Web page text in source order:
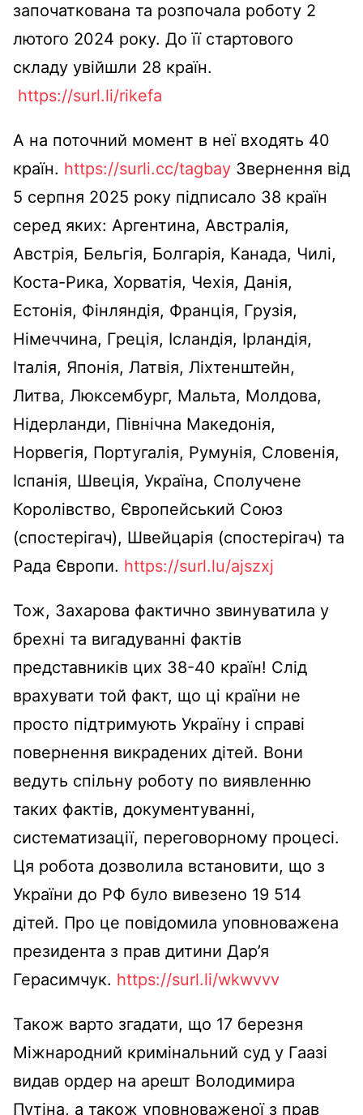
започаткована та розпочала роботу 2
лютого 2024 року. До її стартового
складу увійшли 28 країн.
https://surl.li/rikefa
А на поточний момент в неї входять 40
країн. https://surli.cc/tagbay Звернення від
5 серпня 2025 року підписало 38 країн
серед яких: Аргентина, Австралія,
Австрія, Бельгія, Болгарія, Канада, Чилі,
Коста-Рика, Хорватія, Чехія, Данія,
Естонія, Фінляндія, Франція, Грузія,
Німеччина, Греція, Ісландія, Ірландія,
Італія, Японія, Латвія, Ліхтенштейн,
Литва, Люксембург, Мальта, Молдова,
Нідерланди, Північна Македонія,
Норвегія, Португалія, Румунія, Словенія,
Іспанія, Швеція, Україна, Сполучене
Королівство, Європейський Союз
(спостерігач), Швейцарія (спостерігач) та
Рада Європи. https://surl.lu/ajszxj
Тож, Захарова фактично звинуватила у
брехні та вигадуванні фактів
представників цих 38-40 країн! Слід
врахувати той факт, що ці країни не
просто підтримують Україну і справі
повернення викрадених дітей. Вони
ведуть спільну роботу по виявленню
таких фактів, документуванні,
систематизації, переговорному процесі.
Ця робота дозволила встановити, що з
України до РФ було вивезено 19 514
дітей. Про це повідомила уповноважена
президента з прав дитини Дар’я
Герасимчук. https://surl.li/wkwvvv
Також варто згадати, що 17 березня
Міжнародний кримінальний суд у Гаазі
видав ордер на арешт Володимира
Путіна, а також уповноваженої з прав